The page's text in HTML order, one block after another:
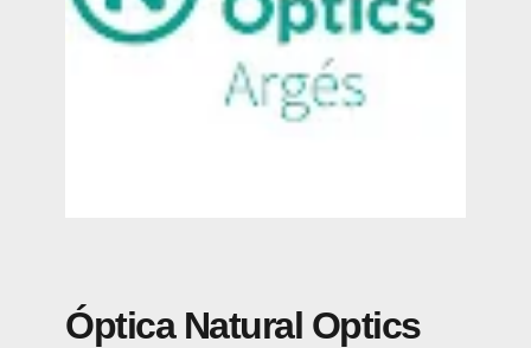
Óptica Natural Optics